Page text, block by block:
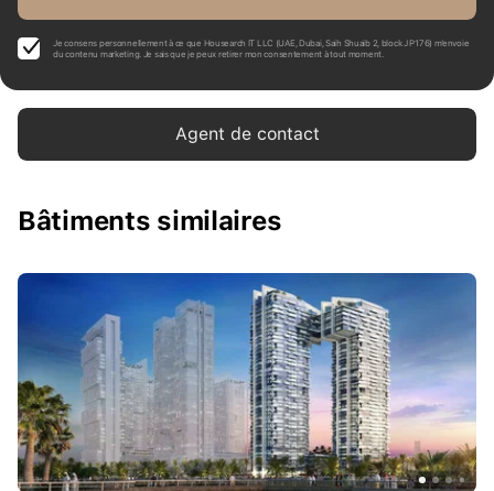
Je consens personnellement à ce que Housearch IT LLC (UAE, Dubai, Saih Shuaib 2, block J P176) m’envoie
du contenu marketing. Je sais que je peux retirer mon consentement à tout moment.
Agent de contact
Bâtiments similaires